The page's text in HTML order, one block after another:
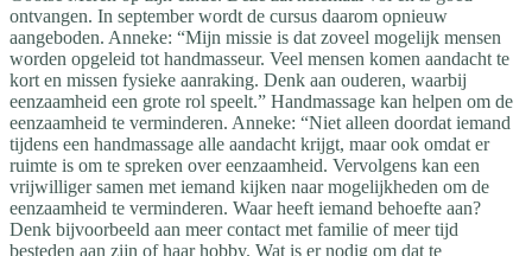
ontvangen. In september wordt de cursus daarom opnieuw
aangeboden. Anneke: “Mijn missie is dat zoveel mogelijk mensen
worden opgeleid tot handmasseur. Veel mensen komen aandacht te
kort en missen fysieke aanraking. Denk aan ouderen, waarbij
eenzaamheid een grote rol speelt.” Handmassage kan helpen om de
eenzaamheid te verminderen. Anneke: “Niet alleen doordat iemand
tijdens een handmassage alle aandacht krijgt, maar ook omdat er
ruimte is om te spreken over eenzaamheid. Vervolgens kan een
vrijwilliger samen met iemand kijken naar mogelijkheden om de
eenzaamheid te verminderen. Waar heeft iemand behoefte aan?
Denk bijvoorbeeld aan meer contact met familie of meer tijd
besteden aan zijn of haar hobby. Wat is er nodig om dat te